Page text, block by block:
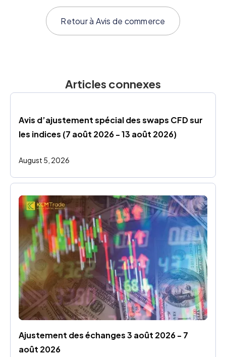
Retour à Avis de commerce
Articles connexes
Avis d’ajustement spécial des swaps CFD sur
les indices (7 août 2026 - 13 août 2026)
August 5, 2026
Ajustement des échanges 3 août 2026 - 7
août 2026